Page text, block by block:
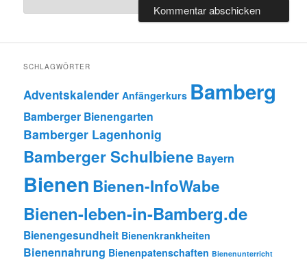
SCHLAGWÖRTER
Adventskalender Anfängerkurs Bamberg
Bamberger Bienengarten
Bamberger Lagenhonig
Bamberger Schulbiene Bayern
Bienen Bienen-InfoWabe
Bienen-leben-in-Bamberg.de
Bienengesundheit Bienenkrankheiten
Bienennahrung Bienenpatenschaften Bienenunterricht